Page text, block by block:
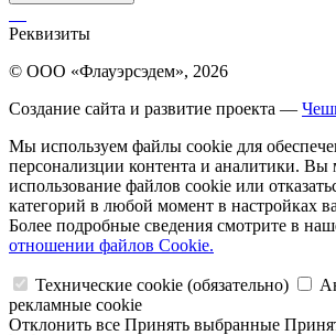
Реквизиты
© ООО «Флауэрсэдем», 2026
Создание сайта и развитие проекта —
Мы используем файлы cookie для
персонализции контента и аналитики. Вы
использование файлов cookie или
категорий в любой момент в настройках
Более подробные сведения смотрите в
отношении файлов Cookie.
Технические cookie (обязательно)
рекламные cookie
Отклонить все Принять выбранные